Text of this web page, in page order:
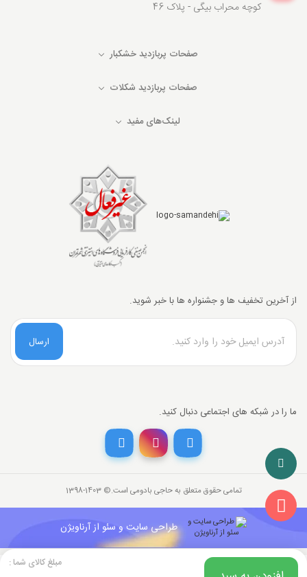
مبلغ کالای شما :
تخفیف خرید نقدی
با انتخاب درگاه پرداخت حاجی بادومی از 3% خرید نقدی تخفیف بگیرید.
قیمت جدید کالا
با احتساب تخفیف 739,625
کوچه محراب بیگی - پلاک 46
صفحات پربازدید خشکبار
صفحات پربازدید شکلات
لینک‌های مفید
از آخرین تخفیف ها و جشنواره ها با خبر شوید.
ارسال
ما را در شبکه های اجتماعی دنبال کنید.
تمامی حقوق متعلق به حاجی بادومی است.©‏ 1398-1403
طراحی سایت و سئو از آرناویژن